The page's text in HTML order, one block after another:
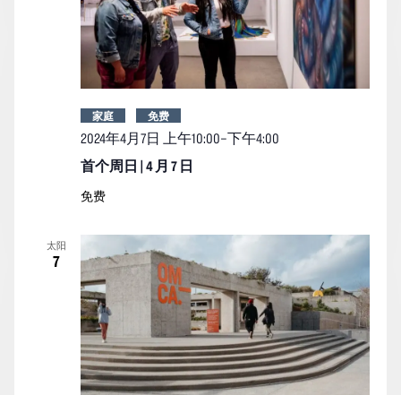
首个周日 | 4 月 7 日
2024年4月7日 上午10:00–下午4:00
家庭 免费
免费
太阳
7